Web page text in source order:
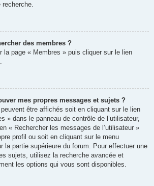
recherche.
des membres ?
la page « Membres » puis cliquer sur le lien
mes propres messages et sujets ?
être affichés soit en cliquant sur le lien
» dans le panneau de contrôle de l’utilisateur,
« Rechercher les messages de l’utilisateur »
profil ou soit en cliquant sur le menu
la partie supérieure du forum. Pour effectuer une
sujets, utilisez la recherche avancée et
les options qui vous sont disponibles.